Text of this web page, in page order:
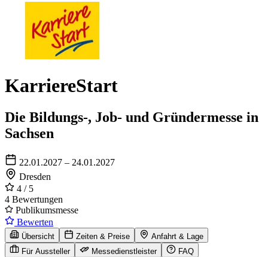
KarriereStart
Die Bildungs-, Job- und Gründermesse in
Sachsen
22.01.2027 – 24.01.2027
Dresden
4 / 5
4 Bewertungen
Publikumsmesse
Bewerten
Übersicht Zeiten & Preise
Anfahrt & Lage
Für Aussteller
Messedienstleister
FAQ